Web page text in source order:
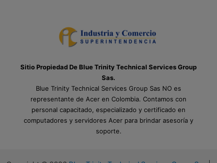
Sitio Propiedad De Blue Trinity Technical Services Group
Sas.
Blue Trinity Technical Services Group Sas NO es
representante de Acer en Colombia. Contamos con
personal capacitado, especializado y certificado en
computadores y servidores Acer para brindar asesoría y
soporte.